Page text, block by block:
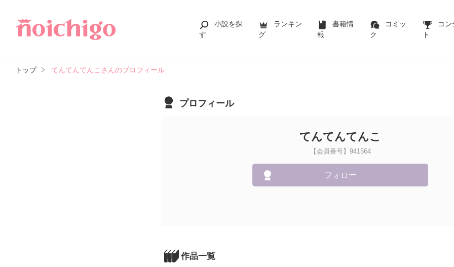
小説を探
す
ランキン
グ
書籍情
報
コミッ
ク
コン
ト
トップ てんてんてんこさんのプロフィール
プロフィール
てんてんてんこ
【会員番号】941564
フォロー
作品一覧